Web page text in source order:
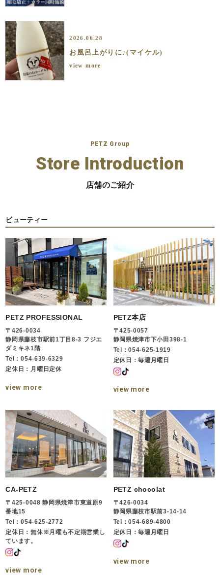
2026.06.28
お風呂上がりに♪(マイケル)
view more
PETZ Group
Store Introduction
店舗のご紹介
ビューティー
PETZ PROFESSIONAL
〒426-0034
静岡県藤枝市駅前1丁目8-3 フジエ
ダミキネ1階
Tel：054-639-6329
定休日：月曜日定休
view more
PETZ本店
〒425-0057
静岡県焼津市下小田398-1
Tel：054-625-1919
定休日：毎週月曜日
view more
CA-PETZ
〒425-0048 静岡県焼津市東道原9
番地15
Tel：054-625-2772
定休日：無休※月曜も不定期営業し
ています。
view more
PETZ chocolat
〒426-0034
静岡県藤枝市駅前3-14-14
Tel：054-689-4800
定休日：毎週月曜日
view more